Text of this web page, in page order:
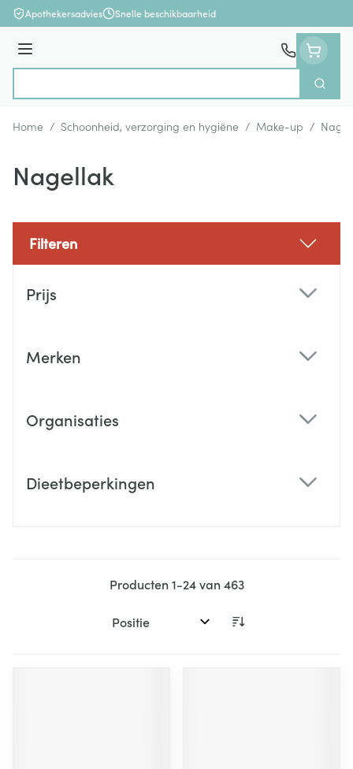
Ga naar de inhoud
Apothekersadvies Snelle beschikbaarheid
Menu
Zoek
Home / Schoonheid, verzorging en hygiëne / Make-up /
Nagellak
Filteren
Prijs
Merken
Organisaties
Dieetbeperkingen
Producten1-24van463
Sorteer op: